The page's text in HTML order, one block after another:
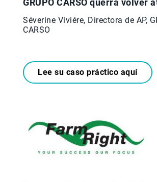
GRUPO CARSO querrá volver
Séverine Viviére, Directora de AP,
CARSO
Lee su caso práctico aquí